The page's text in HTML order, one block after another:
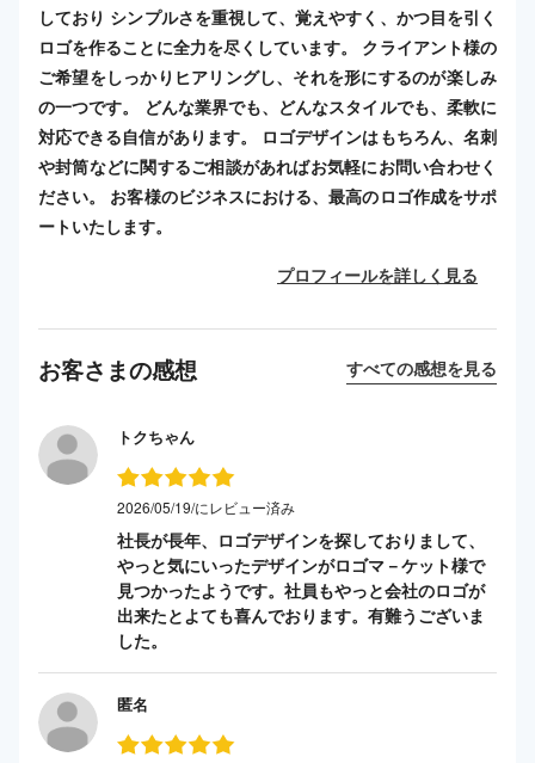
しており シンプルさを重視して、覚えやすく、かつ目を引く
ロゴを作ることに全力を尽くしています。 クライアント様の
ご希望をしっかりヒアリングし、それを形にするのが楽しみ
の一つです。 どんな業界でも、どんなスタイルでも、柔軟に
対応できる自信があります。 ロゴデザインはもちろん、名刺
や封筒などに関するご相談があればお気軽にお問い合わせく
ださい。 お客様のビジネスにおける、最高のロゴ作成をサポ
ートいたします。
プロフィールを詳しく見る
お客さまの感想 すべての感想を見る
トクちゃん
2026/05/19/にレビュー済み
社長が長年、ロゴデザインを探しておりまして、
やっと気にいったデザインがロゴマ－ケット様で
見つかったようです。社員もやっと会社のロゴが
出来たとよても喜んでおります。有難うございま
した。
匿名